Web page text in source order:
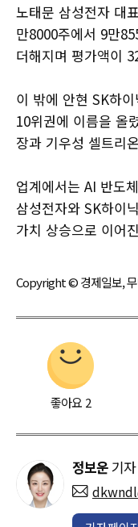
노태문 삼성전자 대
만8000주에서 9만
더해지며 평가액이
이 밖에 안현 SK하
10위권에 이름을 올
장과 기우성 셀트리
업계에서는 AI 반도
삼성전자와 SK하이
가치 상승으로 이어
Copyright © 경제일보, 무
좋아요 2
정보운 기자